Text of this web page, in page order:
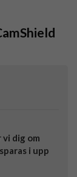
dig om
i upp